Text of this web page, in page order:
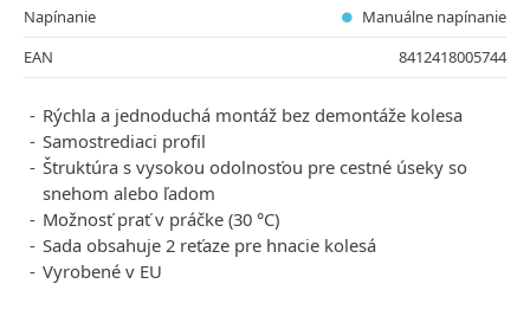
Napínanie
Manuálne napínanie
EAN
8412418005744
Rýchla a jednoduchá montáž bez demontáže kolesa
Samostrediaci profil
Štruktúra s vysokou odolnosťou pre cestné úseky so
snehom alebo ľadom
Možnosť prať v práčke (30 °C)
Sada obsahuje 2 reťaze pre hnacie kolesá
Vyrobené v EU